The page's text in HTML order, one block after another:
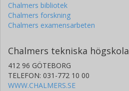
Chalmers bibliotek
Chalmers forskning
Chalmers examensarbeten
Chalmers tekniska högskola
412 96 GÖTEBORG
TELEFON: 031-772 10 00
WWW.CHALMERS.SE